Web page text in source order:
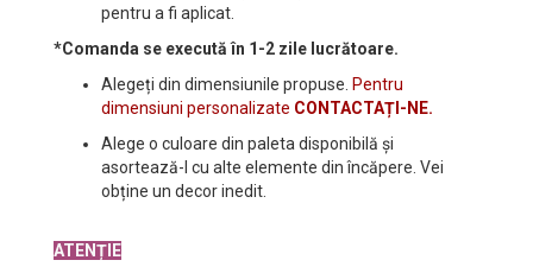
pentru a fi aplicat.
*Comanda se execută în 1-2 zile lucrătoare.
Alegeți din dimensiunile propuse. Pentru
dimensiuni personalizate CONTACTAȚI-NE.
Alege o culoare din paleta disponibilă și
asortează-l cu alte elemente din încăpere. Vei
obține un decor inedit.
ATENȚIE